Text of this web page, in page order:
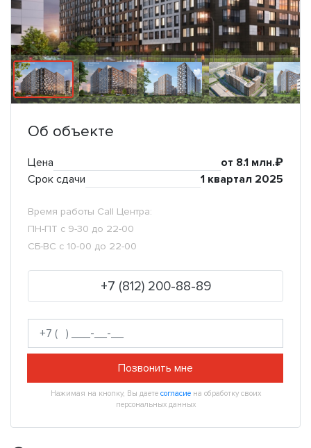
Об объекте
Цена
от 8.1 млн.₽
Срок сдачи
1 квартал 2025
Время работы Call Центра:
ПН-ПТ с 9-30 до 22-00
СБ-ВС с 10-00 до 22-00
+7 (812) 200-88-89
Позвонить мне
Нажимая на кнопку, Вы даете согласиена обработку своих
персональных данных